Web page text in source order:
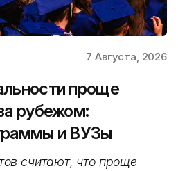
7 Августа, 2026
проще
рубежом:
и ВУЗы
считают, что проще